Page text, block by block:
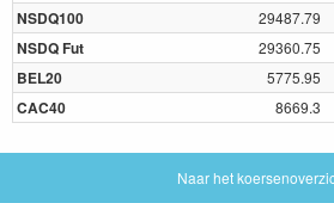
NSDQ100
29487.79
NSDQ Fut
29360.75
BEL20
5775.95
CAC40
8669.3
Naar het